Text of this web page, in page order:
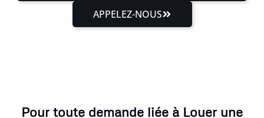
APPELEZ-NOUS
Pour toute demande liée à Louer une